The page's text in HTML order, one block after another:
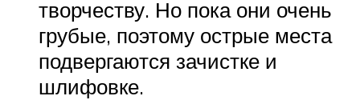
творчеству. Но пока они очень
грубые, поэтому острые места
подвергаются зачистке и
шлифовке.